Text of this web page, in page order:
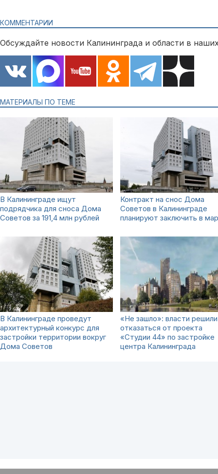
КОММЕНТАРИИ
Обсуждайте новости Калининграда и области в
МАТЕРИАЛЫ ПО ТЕМЕ
В Калининграде ищут
подрядчика для сноса Дома
Советов за 191,4 млн рублей
Контракт на снос Дома
Советов в Калининграде
планируют заключить в
В Калининграде проведут
архитектурный конкурс для
застройки территории вокруг
Дома Советов
«Не зашло»: власти решили
отказаться от проекта
«Студии 44» по застройке
центра Калининграда